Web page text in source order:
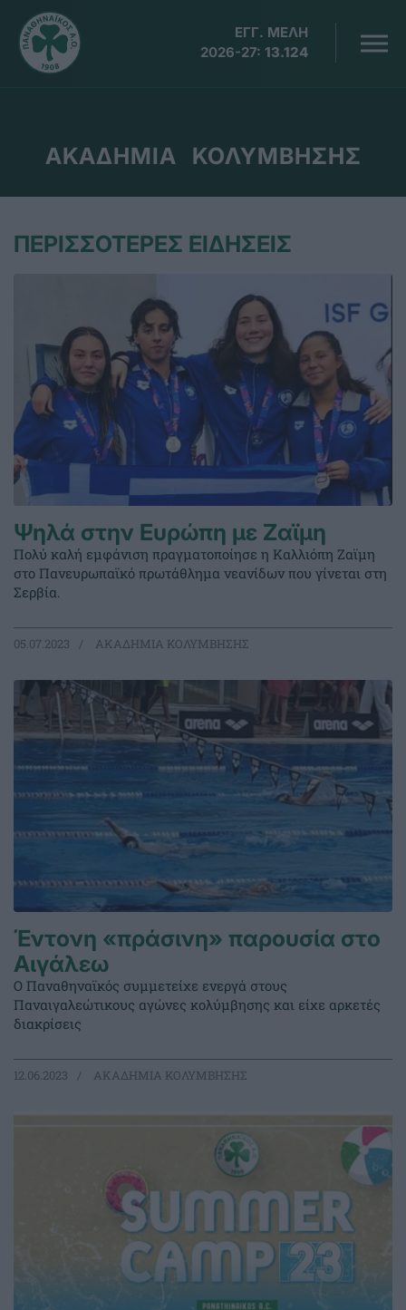
ΕΓΓ. ΜΕΛΗ
2026-27: 13.124
ΑΚΑΔΗΜΙΑ ΚΟΛΥΜΒΗΣΗΣ
ΠΕΡΙΣΣΟΤΕΡΕΣ ΕΙΔΗΣΕΙΣ
Ψηλά στην Ευρώπη με Ζαϊμη
Πολύ καλή εμφάνιση πραγματοποίησε η Καλλιόπη Ζαϊμη
στο Πανευρωπαϊκό πρωτάθλημα νεανίδων που γίνεται στη
Σερβία.
05.07.2023 ΑΚΑΔΗΜΙΑ ΚΟΛΥΜΒΗΣΗΣ
Έντονη «πράσινη» παρουσία στο
Αιγάλεω
Ο Παναθηναϊκός συμμετείχε ενεργά στους
Παναιγαλεώτικους αγώνες κολύμβησης και είχε αρκετές
διακρίσεις
12.06.2023 ΑΚΑΔΗΜΙΑ ΚΟΛΥΜΒΗΣΗΣ